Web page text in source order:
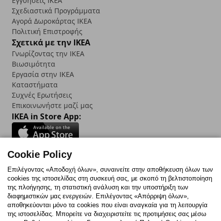
Σχεδιαστικά Προγράμματα
Αγορά Δωρoκάρτας IKEA
Πολιτική Επιστροφής
Σχετικά με την IKEA
Γνωρίζοντας την IKEA
Βιωσιμότητα
Εργασία στην IKEA
Καταστήματα
Συχνές Ερωτήσεις
Επικοινωνήστε μαζί μας
IKEA in Store App:
Follow us:
FacebookInstagram
TikTokYoutubePinterestTwitter
Cookie Policy
Επιλέγοντας «Αποδοχή όλων», συναινείτε στην αποθήκευση όλων των
cookies της ιστοσελίδας στη συσκευή σας, με σκοπό τη βελτιστοποίηση
της πλοήγησης, τη στατιστική ανάλυση και την υποστήριξη των
διαφημιστικών μας ενεργειών. Επιλέγοντας «Απόρριψη όλων»,
αποθηκεύονται μόνο τα cookies που είναι αναγκαία για τη λειτουργία
της ιστοσελίδας. Μπορείτε να διαχειριστείτε τις προτιμήσεις σας μέσω